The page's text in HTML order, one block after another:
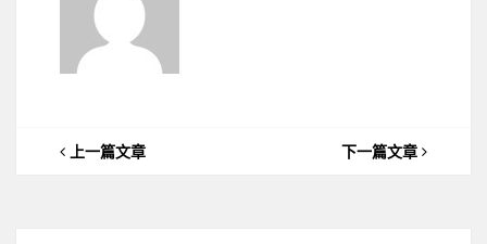
上一篇文章 下一篇文章